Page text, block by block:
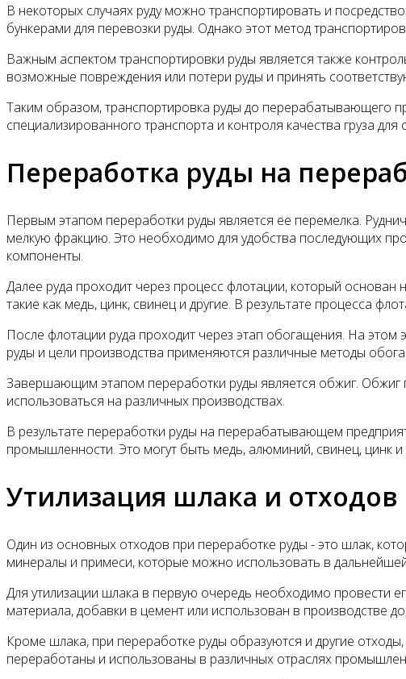
В некоторых случаях руду можно транспортировать и
бункерами для перевозки руды. Однако этот метод
Важным аспектом транспортировки руды является также
возможные повреждения или потери руды и принять
Таким образом, транспортировка руды до перерабатывающего
специализированного транспорта и контроля качества груза
Переработка руды на
Первым этапом переработки руды является ее перемелка.
мелкую фракцию. Это необходимо для удобства последующих
компоненты.
Далее руда проходит через процесс флотации, который
такие как медь, цинк, свинец и другие. В результате процесса
После флотации руда проходит через этап обогащения. На
руды и цели производства применяются различные методы
Завершающим этапом переработки руды является обжиг. Обжиг
использоваться на различных производствах.
В результате переработки руды на перерабатывающем
промышленности. Это могут быть медь, алюминий, свинец, цинк
Утилизация шлака и
Один из основных отходов при переработке руды - это шлак,
минералы и примеси, которые можно использовать в
Для утилизации шлака в первую очередь необходимо провести
материала, добавки в цемент или использован в производстве
Кроме шлака, при переработке руды образуются и другие
переработаны и использованы в различных отраслях